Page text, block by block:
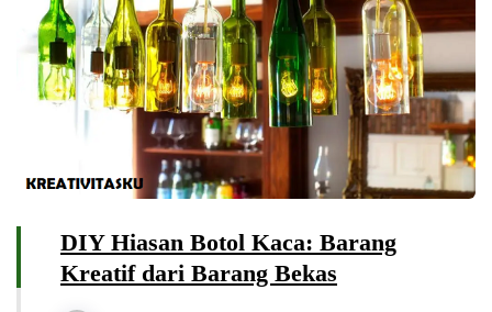
DIY Hiasan Botol Kaca: Barang
Kreatif dari Barang Bekas